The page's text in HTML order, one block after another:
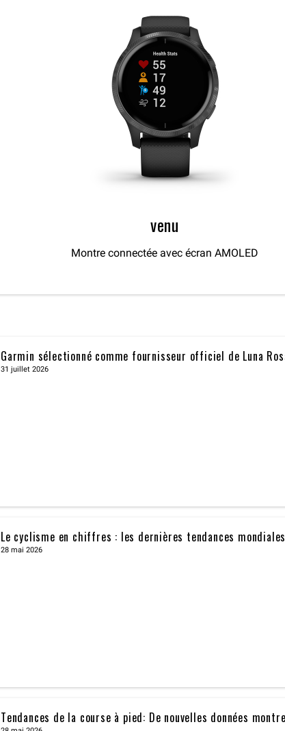
venu
Montre connectée avec écran AMOLED
Garmin sélectionné comme fournisseur officiel de Luna
31 juillet 2026
Le cyclisme en chiffres : les dernières tendances
28 mai 2026
Tendances de la course à pied: De nouvelles données